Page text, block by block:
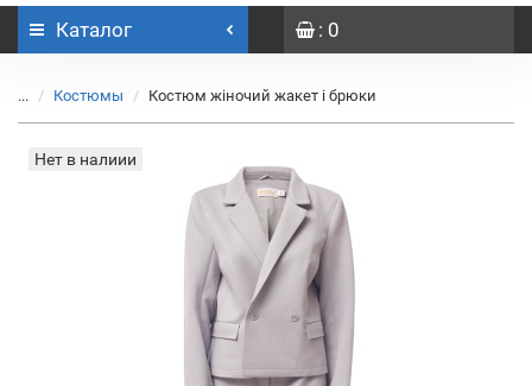
Каталог : 0
... Костюмы Костюм жіночий жакет і брюки
Нет в налиии